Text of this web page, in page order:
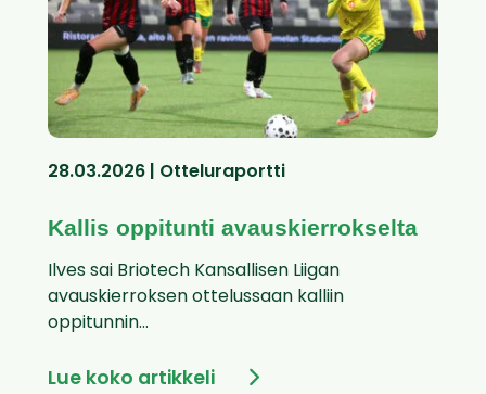
28.03.2026 | Otteluraportti
Kallis oppitunti avauskierrokselta
Ilves sai Briotech Kansallisen Liigan
avauskierroksen ottelussaan kalliin
oppitunnin...
Lue koko artikkeli